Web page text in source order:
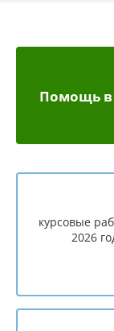
Помощь в
курсовые
2026